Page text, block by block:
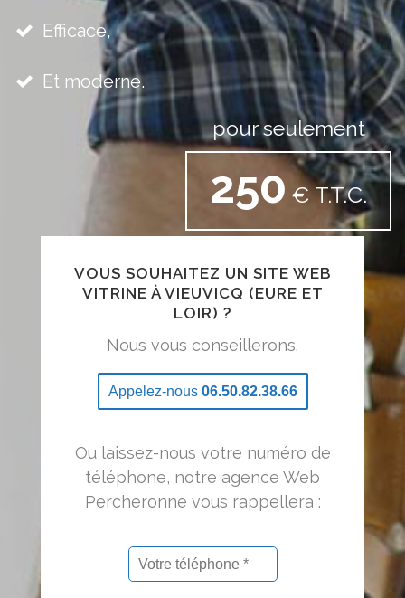
Efficace,
Et moderne.
pour seulement
250 € T.T.C.
VOUS SOUHAITEZ UN SITE WEB
VITRINE À VIEUVICQ (EURE ET
LOIR) ?
Nous vous conseillerons.
Appelez-nous 06.50.82.38.66
Ou laissez-nous votre numéro de
téléphone, notre agence Web
Percheronne vous rappellera :